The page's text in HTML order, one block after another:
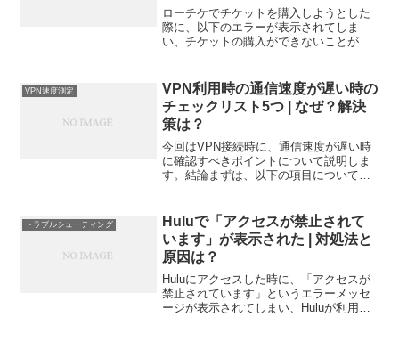
さい。」エラーが出た時の対処方
法
ローチケでチケットを購入しようとした
際に、以下のエラーが表示されてしま
い、チケットの購入ができないことがあ
手続きください。画面としては以下のメ
ッセージが表示された画...
VPN速度測定
VPN利用時の通信速度が遅い時の
チェックリスト5つ | なぜ？解決
策は？
今回はVPN接続時に、通信速度が遅い時
に確認すべきポイントについて説明しま
す。結論まずは、以下の項目について確
確認してみてください。 ネットワーク：
ネットワークに...
トラブルシューティング
Huluで「アクセスが禁止されて
います」が表示された | 対処法と
原因は？
Huluにアクセスした時に、「アクセスが
禁止されています」というエラーメッセ
ージが表示されてしまい、Huluが利用で